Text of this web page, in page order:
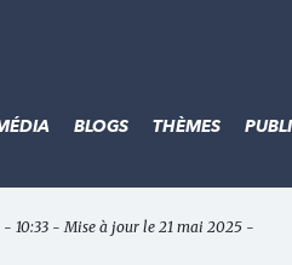
BLOGS THÈMES
10:33 - Mise à jour le 21 mai 2025 -